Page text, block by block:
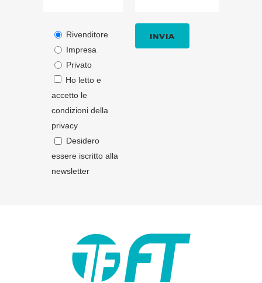
Rivenditore
Impresa
Privato
Ho letto e
accetto le
condizioni della
privacy
Desidero
essere iscritto alla
newsletter